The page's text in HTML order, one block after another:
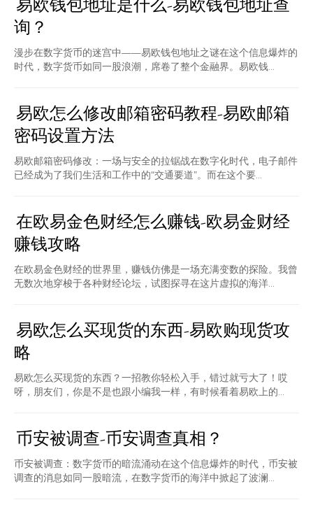
易欧钱包地址是什么-易欧钱包地址查
询？
漫步在数字货币的迷宫中——易欧钱包地址之谜在这个信息爆炸的
时代，数字货币如同一股浪潮，席卷了整个金融界。易欧钱...
易欧怎么修改邮箱密码教程-易欧邮箱
密码设置方法
易欧邮箱密码修改：一场与安全的拉锯战在数字化时代，电子邮件
已经成为了我们生活和工作中的“交通要道”。而在这个要...
在欧易金色财经怎么赚钱-欧易金财经
赚钱攻略
在欧易金色财经的世界里，赚钱仿佛是一场充满变数的探险。我曾
无数次地穿梭于各种财经论坛，试图探寻在这片虚拟的海洋...
易欧怎么买现货的东西-易欧购现货攻
略
易欧怎么买现货的东西？一招教你轻松入手，错过就亏大了！哎
呀，朋友们，你是不是也跟小编我一样，有时候看着易欧上的...
币安被调查-币安调查真相？
币安被调查：数字货币的暗流涌动在这个信息爆炸的时代，币安被
调查的消息如同一股暗流，在数字货币的海洋中掀起了波澜...